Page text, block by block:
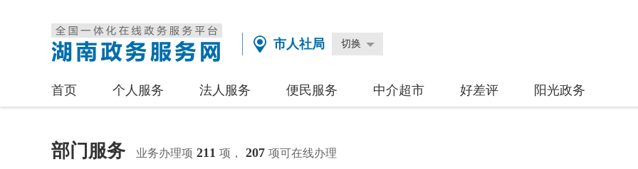
市人社局 切换
首页 个人服务 法人服务 便民服务 中介超市 好差评 阳光政务
部门服务 业务办理项 211 项， 207 项可在线办理